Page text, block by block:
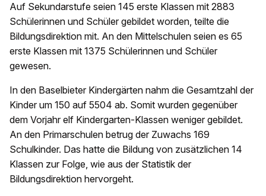
Auf Sekundarstufe seien 145 erste Klassen mit 2883
Schülerinnen und Schüler gebildet worden, teilte die
Bildungsdirektion mit. An den Mittelschulen seien es 65
erste Klassen mit 1375 Schülerinnen und Schüler
gewesen.
In den Baselbieter Kindergärten nahm die Gesamtzahl der
Kinder um 150 auf 5504 ab. Somit wurden gegenüber
dem Vorjahr elf Kindergarten-Klassen weniger gebildet.
An den Primarschulen betrug der Zuwachs 169
Schulkinder. Das hatte die Bildung von zusätzlichen 14
Klassen zur Folge, wie aus der Statistik der
Bildungsdirektion hervorgeht.